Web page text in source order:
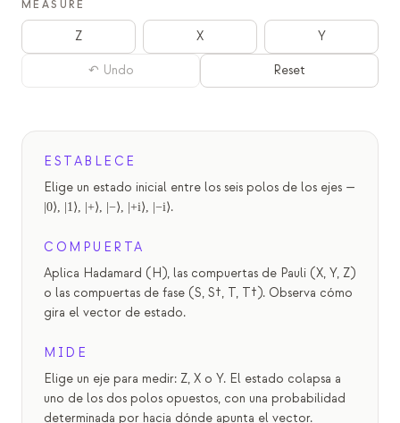
Eventos
Cronologías
NOSOTROS
Nuestra historia
Nuestra misión
Contacto
MEASURE
Z X Y
↶ Undo Reset
ESTABLECE
Elige un estado inicial entre los seis polos de los ejes —
|0⟩, |1⟩, |+⟩, |−⟩, |+i⟩, |−i⟩.
COMPUERTA
Aplica Hadamard (H), las compuertas de Pauli (X, Y, Z)
o las compuertas de fase (S, S†, T, T†). Observa cómo
gira el vector de estado.
MIDE
Elige un eje para medir: Z, X o Y. El estado colapsa a
uno de los dos polos opuestos, con una probabilidad
determinada por hacia dónde apunta el vector.